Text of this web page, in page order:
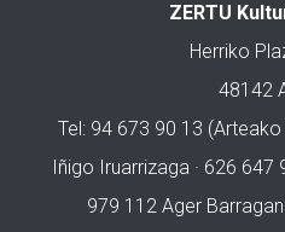
ZERTU
Herriko
48142
Tel: 94 673 90 13
Iñigo Iruarrizaga · 626 647
979 112 Ager Barragan